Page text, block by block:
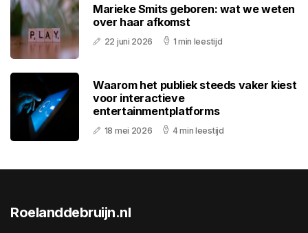
Marieke Smits geboren: wat we weten
over haar afkomst
22 juni 2026 1 min leestijd
Waarom het publiek steeds vaker kiest
voor interactieve
entertainmentplatforms
18 mei 2026 4 min leestijd
Roelanddebruijn.nl